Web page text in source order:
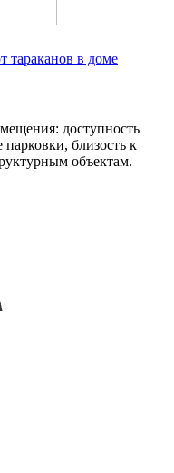
тараканов в доме
доступность
близость к
объектам.